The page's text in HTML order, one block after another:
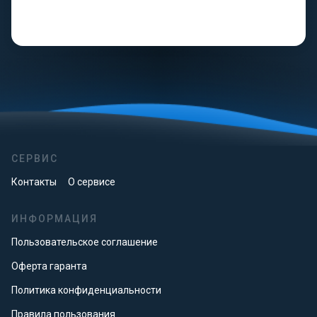
СЕРВИС
Контакты О сервисе
ИНФОРМАЦИЯ
Пользовательское соглашение
Оферта гаранта
Политика конфиденциальности
Правила пользования